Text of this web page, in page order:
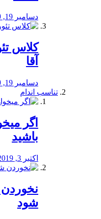
دسامبر 19, 2019
آقا
دسامبر 19, 2019
تناسب اندام
اگر
باشید
اکتبر 3, 2019
‌شود